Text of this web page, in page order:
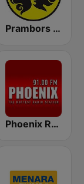
Prambors FM 102.2 Jakarta
Phoenix Radio Bali